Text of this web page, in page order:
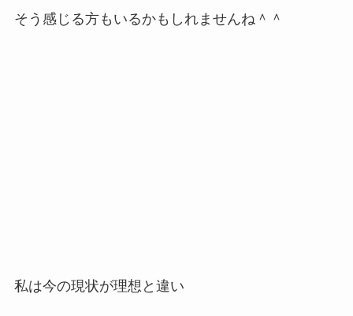
そう感じる方もいるかもしれませんね＾＾
私は今の現状が理想と違い